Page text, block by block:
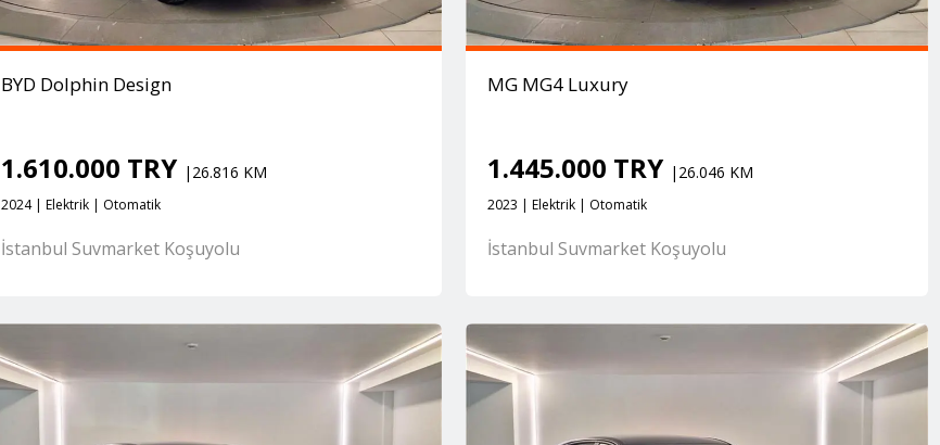
BYD Dolphin Design
1.610.000 TRY |26.816 KM
2024 | Elektrik | Otomatik
İstanbul Suvmarket Koşuyolu
MG MG4 Luxury
1.445.000 TRY |26.046 KM
2023 | Elektrik | Otomatik
İstanbul Suvmarket Koşuyolu